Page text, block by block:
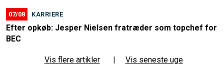
07/08 KARRIERE
Efter opkøb: Jesper Nielsen fratræder som topchef for
BEC
Vis flere artikler | Vis seneste uge